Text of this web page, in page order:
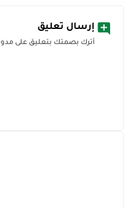
إرسال تعليق
أترك بصمتك بتعليق على